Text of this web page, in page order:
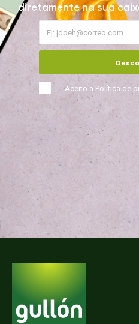
diretamente na sua
Aceito a Política de